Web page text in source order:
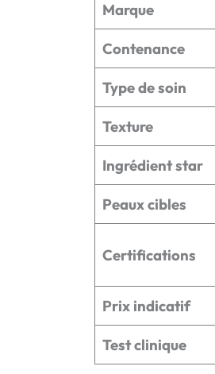
Marque
Contenance
Type de soin
Texture
Ingrédient star
Peaux cibles
Certifications
Prix indicatif
Test clinique